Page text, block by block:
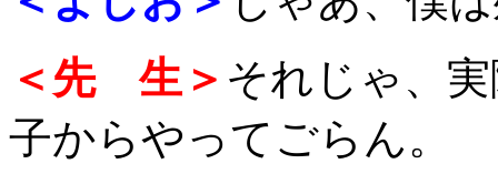
＜先 生＞ それじゃ、
子からやってごらん。